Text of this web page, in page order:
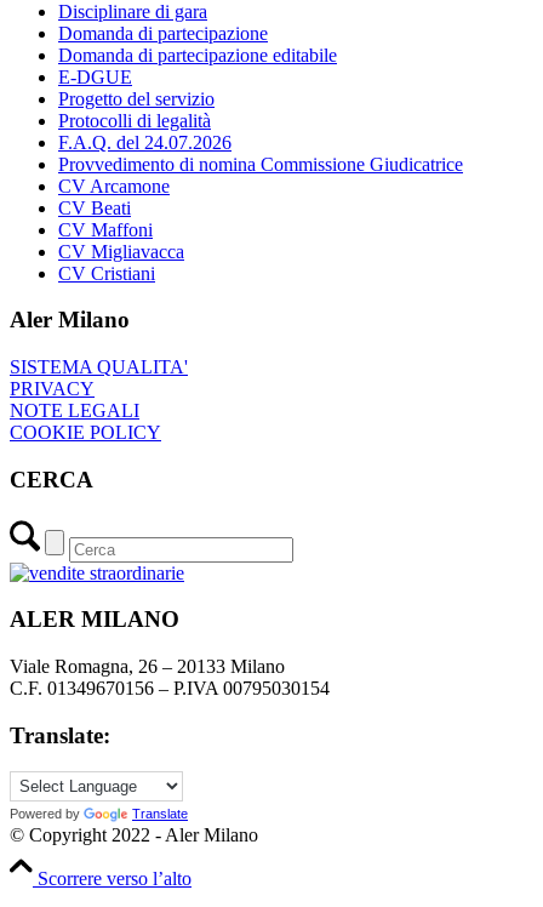
Disciplinare di gara
Domanda di partecipazione
Domanda di partecipazione editabile
E-DGUE
Progetto del servizio
Protocolli di legalità
F.A.Q. del 24.07.2026
Provvedimento di nomina Commissione Giudicatrice
CV Arcamone
CV Beati
CV Maffoni
CV Migliavacca
CV Cristiani
Aler Milano
SISTEMA QUALITA'
PRIVACY
NOTE LEGALI
COOKIE POLICY
CERCA
ALER MILANO
Viale Romagna, 26 – 20133 Milano
C.F. 01349670156 – P.IVA 00795030154
Translate:
Powered by Translate
© Copyright 2022 - Aler Milano
Scorrere verso l’alto